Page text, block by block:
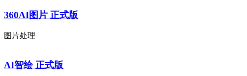
360AI图片 正式版
图片处理
AI智绘 正式版